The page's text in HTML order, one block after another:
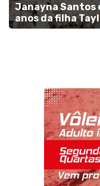
Janayna Santos
anos da filha